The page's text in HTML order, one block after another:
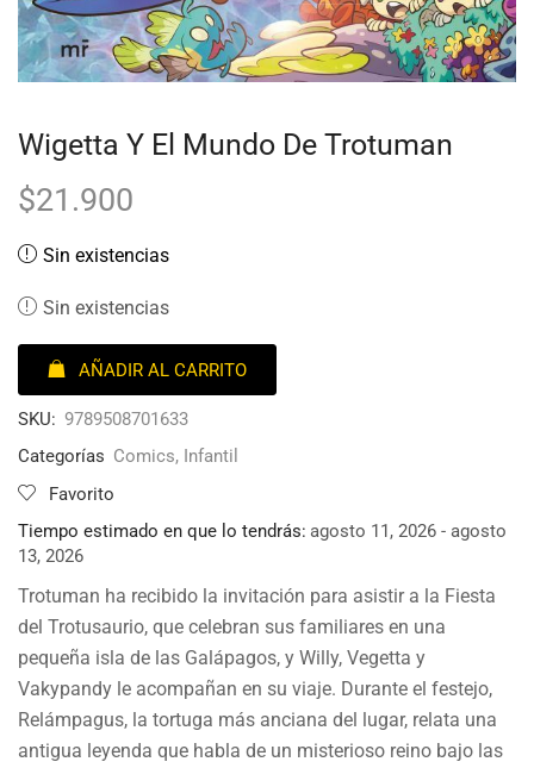
Wigetta Y El Mundo De Trotuman
$21.900
Sin existencias
Sin existencias
AÑADIR AL CARRITO
SKU: 9789508701633
Categorías Comics, Infantil
Favorito
Tiempo estimado en que lo tendrás: agosto 11, 2026 - agosto
13, 2026
Trotuman ha recibido la invitación para asistir a la Fiesta
del Trotusaurio, que celebran sus familiares en una
pequeña isla de las Galápagos, y Willy, Vegetta y
Vakypandy le acompañan en su viaje. Durante el festejo,
Relámpagus, la tortuga más anciana del lugar, relata una
antigua leyenda que habla de un misterioso reino bajo las